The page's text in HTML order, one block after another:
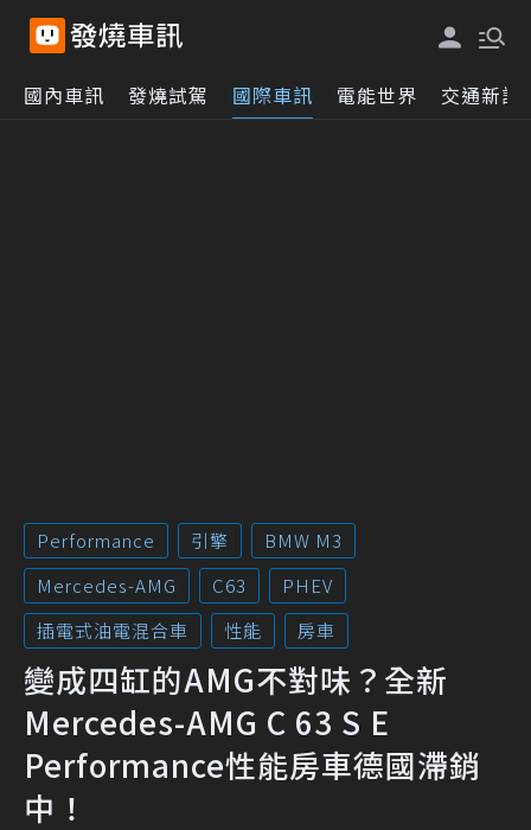
國內車訊 發燒試駕 國際車訊 電能世界 交通新訊
Performance 引擎
BMW M3
Mercedes-AMG
C63
PHEV
插電式油電混合車
性能 房車
變成四缸的AMG不對味？全新
Mercedes-AMG C 63 S E
Performance性能房車德國滯銷
中！